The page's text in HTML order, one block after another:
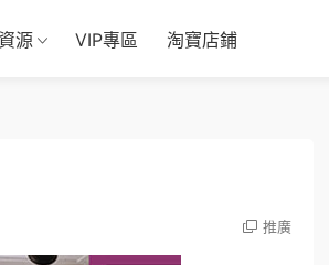
源 VIP專區 淘寶店鋪
推廣